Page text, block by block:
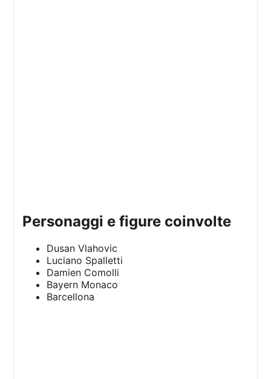
personaggi e figure coinvolte
Dusan Vlahovic
Luciano Spalletti
Damien Comolli
Bayern Monaco
Barcellona